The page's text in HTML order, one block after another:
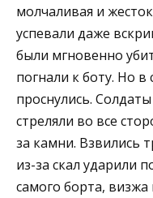
молчаливая и
успевали даже
были мгновенно
погнали к боту. Но в
проснулись.
стреляли во все
за камни. Взвились
из-за скал ударили
самого борта,